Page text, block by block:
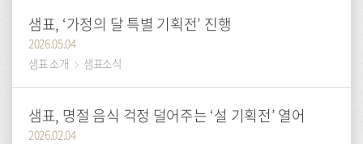
샘표, ‘가정의 달 특별 기획전’ 진행
2026.05.04
샘표 소개
샘표소식
샘표, 명절 음식 걱정 덜어주는 ‘설 기획전’ 열어
2026.02.04